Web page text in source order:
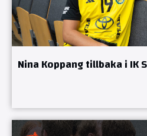
Nina Koppang tillbaka i IK